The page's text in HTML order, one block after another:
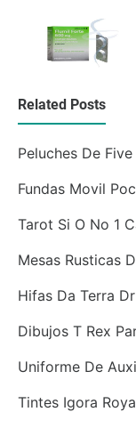
Related Posts
Peluches De
Fundas Movil
Tarot Si O No 1
Mesas Rusticas
Hifas Da Terra
Dibujos T Rex
Uniforme De
Tintes Igora